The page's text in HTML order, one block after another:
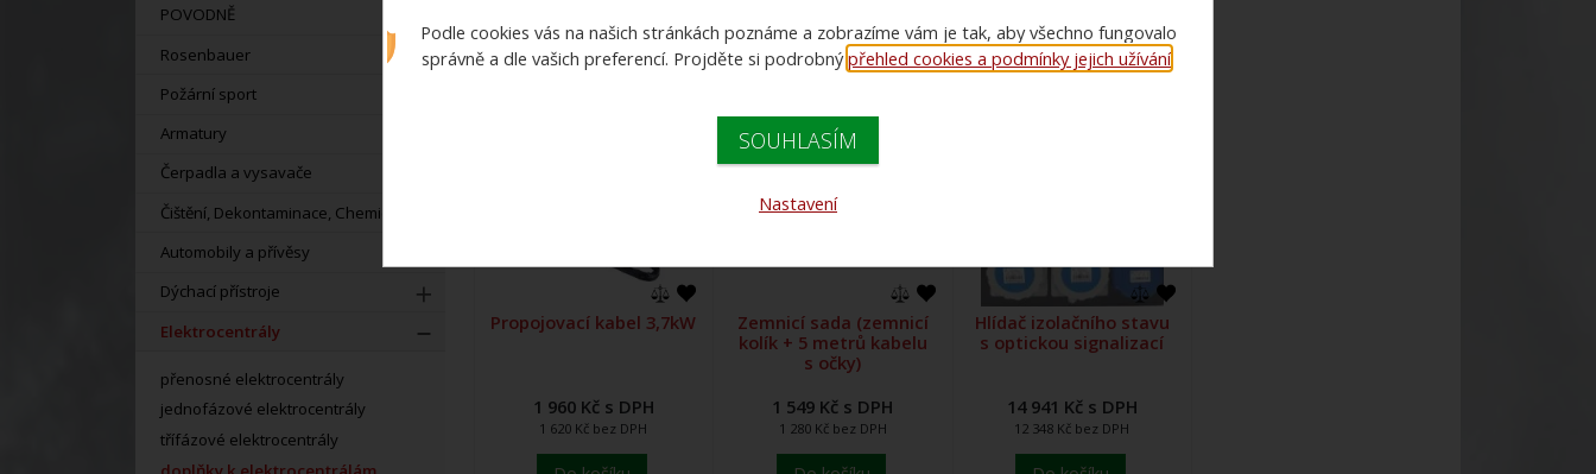
POVODNĚ
Rosenbauer
Požární sport
Armatury
Čerpadla a vysavače
Čištění, Dekontaminace, Chemie
Automobily a přívěsy
Dýchací přístroje
Elektrocentrály
přenosné elektrocentrály
jednofázové elektrocentrály
třífázové elektrocentrály
1
Propojovací kabel 3,7kW
1 960 Kč s DPH
1 620 Kč bez DPH
Zemnicí sada (zemnicí
kolík + 5 metrů kabelu
s očky)
1 549 Kč s DPH
1 280 Kč bez DPH
Hlídač izolačního stavu
s optickou signalizací
14 941 Kč s DPH
12 348 Kč bez DPH
Podle cookies vás na našich stránkách poznáme a zobrazíme vám je tak, aby všechno fungovalo
správně a dle vašich preferencí. Projděte si podrobnýpřehled cookies a podmínky jejich užívání
SOUHLASÍM
Nastavení